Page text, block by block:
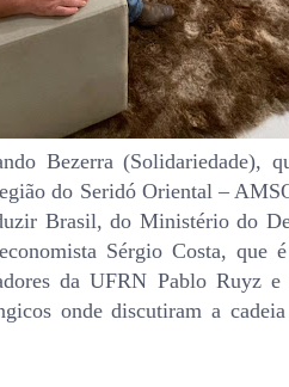
Bezerra (Solidariedade),
do Seridó Oriental –
Brasil, do Ministério do
Sérgio Costa, que
da UFRN Pablo Ruyz
onde discutiram a